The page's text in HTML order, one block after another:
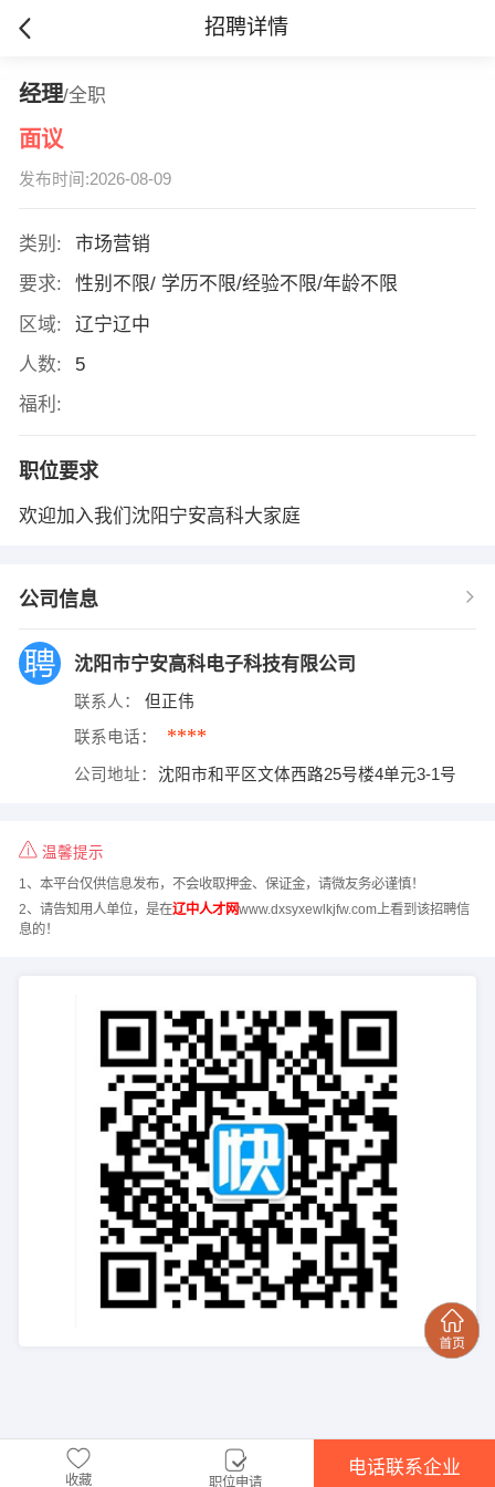
招聘详情
经理/全职
面议
发布时间:2026-08-09
类别:
市场营销
要求:
性别不限/ 学历不限/经验不限/年龄不限
区域:
辽宁辽中
人数:
5
福利:
职位要求
欢迎加入我们沈阳宁安高科大家庭
公司信息
沈阳市宁安高科电子科技有限公司
联系人： 但正伟
联系电话： ****
公司地址： 沈阳市和平区文体西路25号楼4单元3-1号
温馨提示
1、本平台仅供信息发布，不会收取押金、保证金，请微友务必谨慎！
2、请告知用人单位，是在辽中人才网www.dxsyxewlkjfw.com上看到该招聘信
息的！
收藏 职位申请
电话联系企业